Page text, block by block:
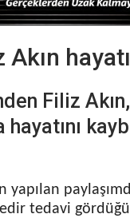
Filiz
yapılan
tedavi